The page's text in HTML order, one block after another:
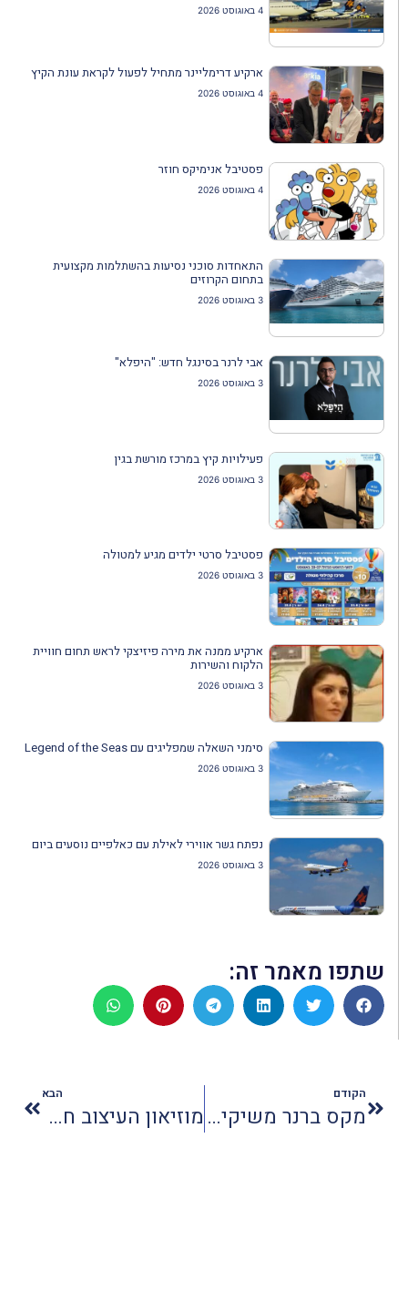
4 באוגוסט 2026
ארקיע דרימליינר מתחיל לפעול לקראת עונת הקיץ
4 באוגוסט 2026
פסטיבל אנימיקס חוזר
4 באוגוסט 2026
התאחדות סוכני נסיעות בהשתלמות מקצועית
בתחום הקרוזים
3 באוגוסט 2026
אבי לרנר בסינגל חדש: "היפלא"
3 באוגוסט 2026
פעילויות קיץ במרכז מורשת בגין
3 באוגוסט 2026
פסטיבל סרטי ילדים מגיע למטולה
3 באוגוסט 2026
ארקיע ממנה את מירה פיזיצקי לראש תחום חוויית
הלקוח והשירות
3 באוגוסט 2026
סימני השאלה שמפליגים עם Legend of the Seas
3 באוגוסט 2026
נפתח גשר אווירי לאילת עם כאלפיים נוסעים ביום
3 באוגוסט 2026
שתפו מאמר זה:
הקודם
מקס ברנר משיקים מארזים לראש השנה
הבא
מוזיאון העיצוב חולון - תערוכת צבע ופעילויות לחגי תשרי